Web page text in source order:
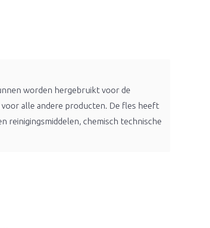
worden hergebruikt voor de
alle andere producten. De fles heeft
reinigingsmiddelen, chemisch technische